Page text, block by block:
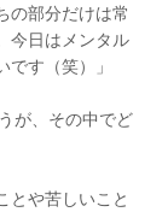
の部分だけは常
今日はメンタル
す（笑）」
が、その中でど
とや苦しいこと